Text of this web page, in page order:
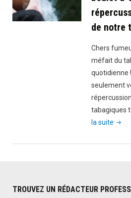
de notre
Chers
méfait du
quotidienne
seulement
tabagiques
la suite
est
TROUVEZ UN RÉDACTEUR